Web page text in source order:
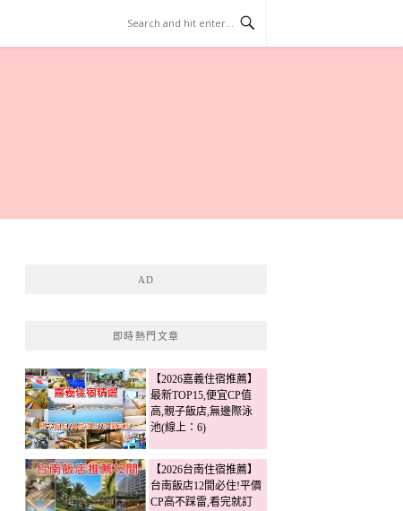
AD
即時熱門文章
【2026嘉義住宿推薦】
最新TOP15,便宜CP值
高,親子飯店,無邊際泳
池(線上：6)
【2026台南住宿推薦】
台南飯店12間必住!平價
CP高不踩雷,看完就訂